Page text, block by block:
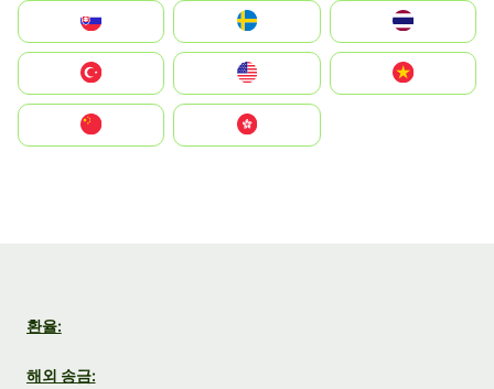
United States
中國香港特別行政區
환율:
해외 송금: